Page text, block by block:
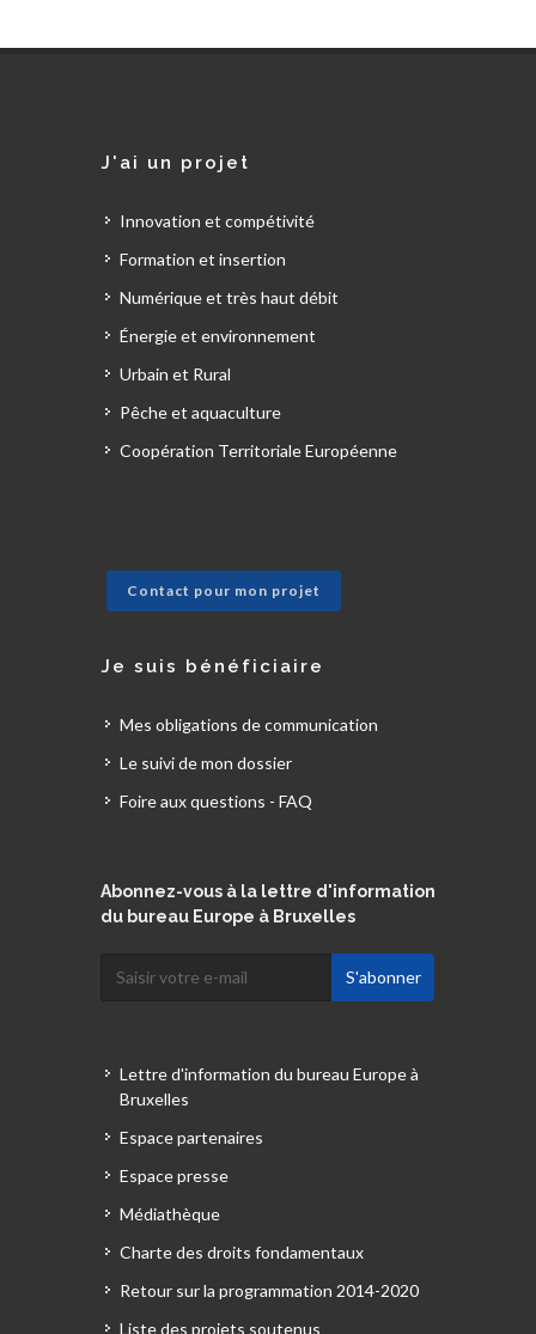
J'ai un projet
Innovation et compétivité
Formation et insertion
Numérique et très haut débit
Énergie et environnement
Urbain et Rural
Pêche et aquaculture
Coopération Territoriale Européenne
Contact pour mon projet
Je suis bénéficiaire
Mes obligations de communication
Le suivi de mon dossier
Foire aux questions - FAQ
Abonnez-vous à la lettre d'information
du bureau Europe à Bruxelles
Lettre d'information du bureau Europe à
Bruxelles
Espace partenaires
Espace presse
Médiathèque
Charte des droits fondamentaux
Retour sur la programmation 2014-2020
Liste des projets soutenus